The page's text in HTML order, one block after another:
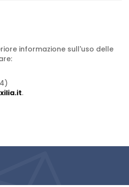
informazione sull'uso delle
.